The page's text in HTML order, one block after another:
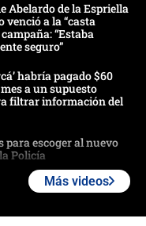
Abelardo de la Espriella
venció a la “casta
“Estaba
seguro”
habría pagado $60
a un supuesto
filtrar información del
para escoger al nuevo
Policía
Más videos